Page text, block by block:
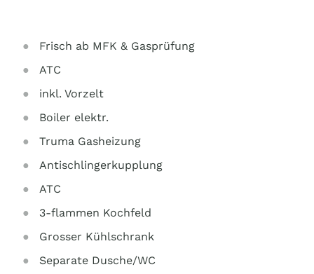
Frisch ab MFK & Gasprüfung
ATC
inkl. Vorzelt
Boiler elektr.
Truma Gasheizung
Antischlingerkupplung
ATC
3-flammen Kochfeld
Grosser Kühlschrank
Separate Dusche/WC